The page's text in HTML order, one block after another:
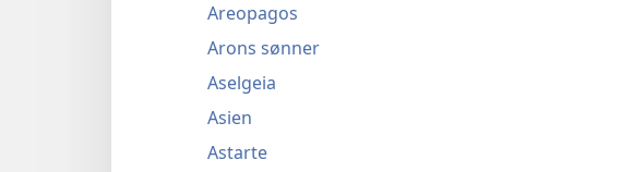
Areopagos
Arons sønner
Aselgeia
Asien
Astarte